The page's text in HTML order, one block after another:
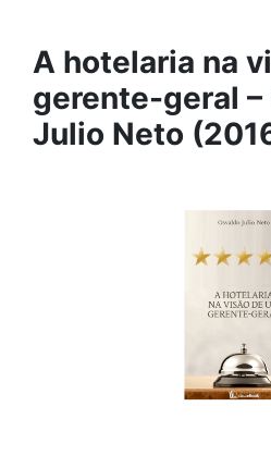
A hotelaria na
gerente-geral –
Julio Neto